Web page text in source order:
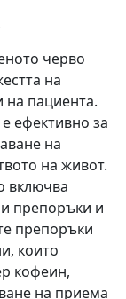
черво
на
на пациента.
ефективно за
на
на живот.
включва
препоръки и
препоръки
които
кофеин,
на приема